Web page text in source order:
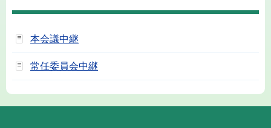
本会議中継
常任委員会中継